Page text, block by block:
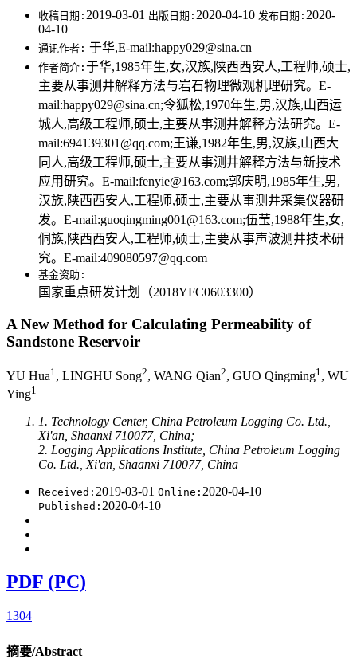
收稿日期: 2019-03-01 出版日期: 2020-04-10 发布日期: 2020-
04-10
通讯作者: 于华,E-mail:happy029@sina.cn
作者简介: 于华,1985年生,女,汉族,陕西西安人,工程师,硕士,
主要从事测井解释方法与岩石物理微观机理研究。E-
mail:happy029@sina.cn;令狐松,1970年生,男,汉族,山西运
城人,高级工程师,硕士,主要从事测井解释方法研究。E-
mail:694139301@qq.com;王谦,1982年生,男,汉族,山西大
同人,高级工程师,硕士,主要从事测井解释方法与新技术
应用研究。E-mail:fenyie@163.com;郭庆明,1985年生,男,
汉族,陕西西安人,工程师,硕士,主要从事测井采集仪器研
发。E-mail:guoqingming001@163.com;伍莹,1988年生,女,
侗族,陕西西安人,工程师,硕士,主要从事声波测井技术研
究。E-mail:409080597@qq.com
基金资助:
国家重点研发计划（2018YFC0603300）
A New Method for Calculating Permeability of
Sandstone Reservoir
YU Hua1 , LINGHU Song2, WANG Qian2, GUO Qingming1 , WU
Ying1
1. Technology Center, China Petroleum Logging Co. Ltd.,
Xi'an, Shaanxi 710077, China;
2. Logging Applications Institute, China Petroleum Logging
Co. Ltd., Xi'an, Shaanxi 710077, China
Received: 2019-03-01 Online: 2020-04-10
Published: 2020-04-10
PDF (PC)
1304
摘要/Abstract